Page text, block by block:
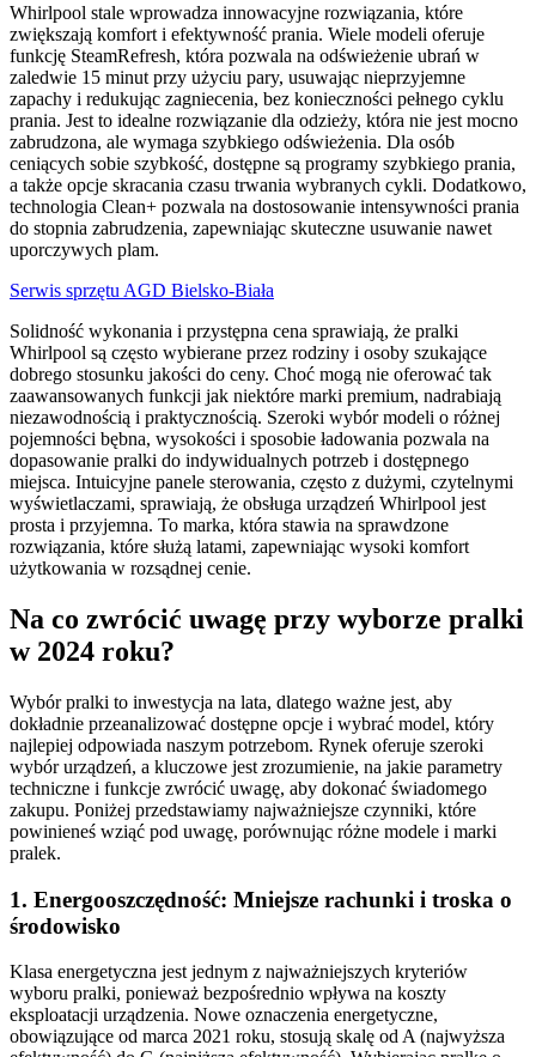
Whirlpool stale wprowadza innowacyjne rozwiązania, które
zwiększają komfort i efektywność prania. Wiele modeli oferuje
funkcję SteamRefresh, która pozwala na odświeżenie ubrań w
zaledwie 15 minut przy użyciu pary, usuwając nieprzyjemne
zapachy i redukując zagniecenia, bez konieczności pełnego cyklu
prania. Jest to idealne rozwiązanie dla odzieży, która nie jest mocno
zabrudzona, ale wymaga szybkiego odświeżenia. Dla osób
ceniących sobie szybkość, dostępne są programy szybkiego prania,
a także opcje skracania czasu trwania wybranych cykli. Dodatkowo,
technologia Clean+ pozwala na dostosowanie intensywności prania
do stopnia zabrudzenia, zapewniając skuteczne usuwanie nawet
uporczywych plam.
Serwis sprzętu AGD Bielsko-Biała
Solidność wykonania i przystępna cena sprawiają, że pralki
Whirlpool są często wybierane przez rodziny i osoby szukające
dobrego stosunku jakości do ceny. Choć mogą nie oferować tak
zaawansowanych funkcji jak niektóre marki premium, nadrabiają
niezawodnością i praktycznością. Szeroki wybór modeli o różnej
pojemności bębna, wysokości i sposobie ładowania pozwala na
dopasowanie pralki do indywidualnych potrzeb i dostępnego
miejsca. Intuicyjne panele sterowania, często z dużymi, czytelnymi
wyświetlaczami, sprawiają, że obsługa urządzeń Whirlpool jest
prosta i przyjemna. To marka, która stawia na sprawdzone
rozwiązania, które służą latami, zapewniając wysoki komfort
użytkowania w rozsądnej cenie.
Na co zwrócić uwagę przy wyborze pralki
w 2024 roku?
Wybór pralki to inwestycja na lata, dlatego ważne jest, aby
dokładnie przeanalizować dostępne opcje i wybrać model, który
najlepiej odpowiada naszym potrzebom. Rynek oferuje szeroki
wybór urządzeń, a kluczowe jest zrozumienie, na jakie parametry
techniczne i funkcje zwrócić uwagę, aby dokonać świadomego
zakupu. Poniżej przedstawiamy najważniejsze czynniki, które
powinieneś wziąć pod uwagę, porównując różne modele i marki
pralek.
1. Energooszczędność: Mniejsze rachunki i troska o
środowisko
Klasa energetyczna jest jednym z najważniejszych kryteriów
wyboru pralki, ponieważ bezpośrednio wpływa na koszty
eksploatacji urządzenia. Nowe oznaczenia energetyczne,
obowiązujące od marca 2021 roku, stosują skalę od A (najwyższa